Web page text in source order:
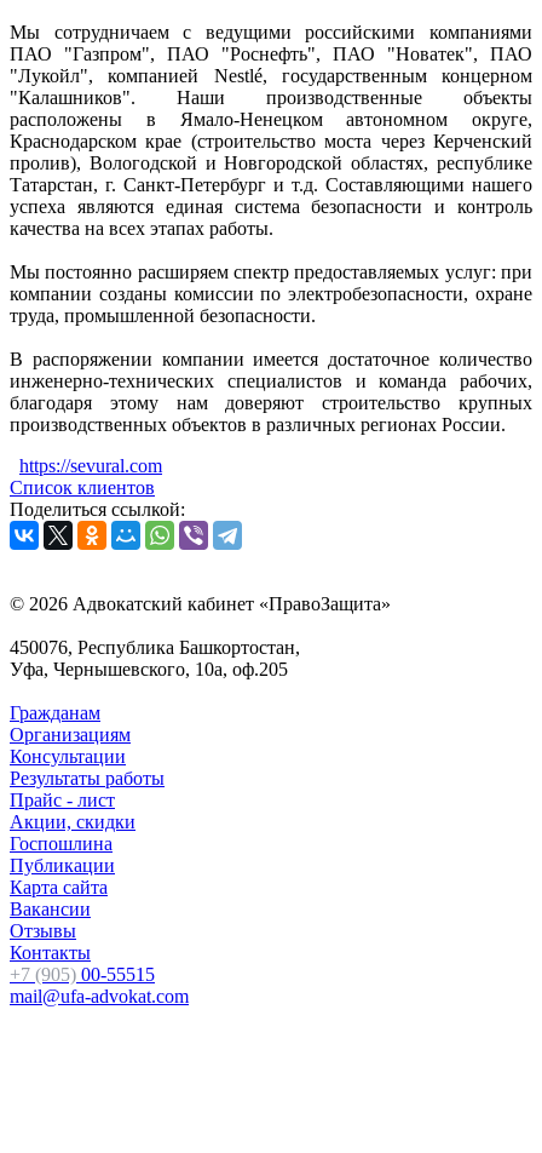
Мы сотрудничаем с ведущими российскими компаниями
ПАО "Газпром", ПАО "Роснефть", ПАО "Новатек", ПАО
"Лукойл", компанией Nestlé, государственным концерном
"Калашников". Наши производственные объекты
расположены в Ямало-Ненецком автономном округе,
Краснодарском крае (строительство моста через Керченский
пролив), Вологодской и Новгородской областях, республике
Татарстан, г. Санкт-Петербург и т.д. Составляющими нашего
успеха являются единая система безопасности и контроль
качества на всех этапах работы.
Мы постоянно расширяем спектр предоставляемых услуг: при
компании созданы комиссии по электробезопасности, охране
труда, промышленной безопасности.
В распоряжении компании имеется достаточное количество
инженерно-технических специалистов и команда рабочих,
благодаря этому нам доверяют строительство крупных
производственных объектов в различных регионах России.
https://sevural.com
Список клиентов
Поделиться ссылкой:
© 2026 Адвокатский кабинет «ПравоЗащита»
450076, Республика Башкортостан,
Уфа, Чернышевского, 10а, оф.205
Гражданам
Организациям
Консультации
Результаты работы
Прайс - лист
Акции, скидки
Госпошлина
Публикации
Карта сайта
Вакансии
Отзывы
Контакты
+7 (905) 00-55515
mail@ufa-advokat.com